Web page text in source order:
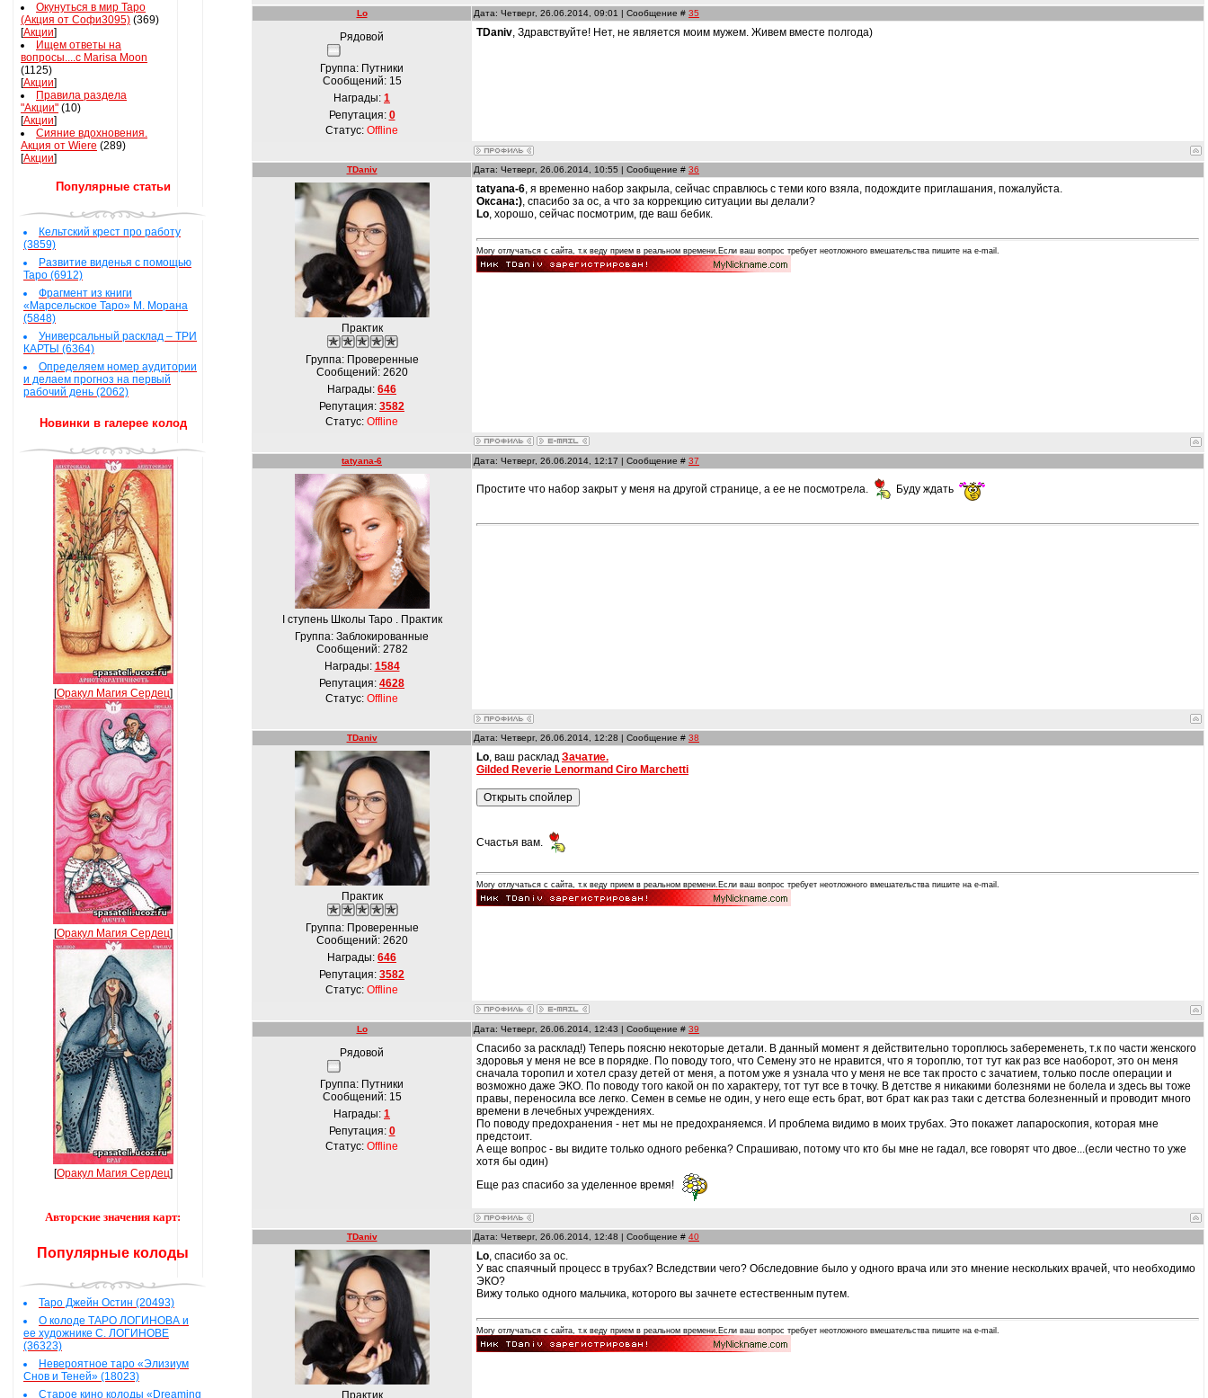
Окунуться в мир Таро
(Акция от Софи3095) (369)
[Акции]
Ищем ответы на
вопросы....с Marisa Moon
(1125)
[Акции]
Правила раздела
"Акции" (10)
[Акции]
Сияние вдохновения.
Акция от Wiere (289)
[Акции]
Популярные статьи
Кельтский крест про работу
(3859)
Развитие виденья с помощью
Таро (6912)
Фрагмент из книги
«Марсельское Таро» М. Морана
(5848)
Универсальный расклад – ТРИ
КАРТЫ (6364)
Определяем номер аудитории
и делаем прогноз на первый
рабочий день (2062)
Новинки в галерее колод
[Оракул Магия Сердец]
[Оракул Магия Сердец]
[Оракул Магия Сердец]
Авторские значения карт:
Популярные колоды
Таро Джейн Остин (20493)
О колоде ТАРО ЛОГИНОВА и
ее художнике С. ЛОГИНОВЕ
(36323)
Невероятное таро «Элизиум
Снов и Теней» (18023)
Старое кино колоды «Dreaming
Lo Дата: Четверг, 26.06.2014, 09:01 | Сообщение # 35
Рядовой
Группа: Путники
Сообщений: 15
Награды: 1
Репутация: 0
Статус: Offline
TDaniv, Здравствуйте! Нет, не является моим мужем. Живем вместе полгода)
TDaniv Дата: Четверг, 26.06.2014, 10:55 | Сообщение # 36
Практик
Группа: Проверенные
Сообщений: 2620
Награды: 646
Репутация: 3582
Статус: Offline
tatyana-6, я временно набор закрыла, сейчас справлюсь с теми кого взяла, подождите приглашания, пожалуйста.
Оксана:), спасибо за ос, а что за коррекцию ситуации вы делали?
Lo, хорошо, сейчас посмотрим, где ваш бебик.
Могу отлучаться с сайта, т.к веду прием в реальном времени.Если ваш вопрос требует неотложного вмешательства пишите на e-mail.
tatyana-6 Дата: Четверг, 26.06.2014, 12:17 | Сообщение # 37
І ступень Школы Таро . Практик
Группа: Заблокированные
Сообщений: 2782
Награды: 1584
Репутация: 4628
Статус: Offline
Простите что набор закрыт у меня на другой странице, а ее не посмотрела. Буду ждать
TDaniv Дата: Четверг, 26.06.2014, 12:28 | Сообщение # 38
Практик
Группа: Проверенные
Сообщений: 2620
Награды: 646
Репутация: 3582
Статус: Offline
Lo, ваш расклад Зачатие.
Gilded Reverie Lenormand Ciro Marchetti
Счастья вам.
Могу отлучаться с сайта, т.к веду прием в реальном времени.Если ваш вопрос требует неотложного вмешательства пишите на e-mail.
Lo Дата: Четверг, 26.06.2014, 12:43 | Сообщение # 39
Рядовой
Группа: Путники
Сообщений: 15
Награды: 1
Репутация: 0
Статус: Offline
Спасибо за расклад!) Теперь поясню некоторые детали. В данный момент я действительно тороплюсь забеременеть, т.к по части женского
здоровья у меня не все в порядке. По поводу того, что Семену это не нравится, что я тороплю, тот тут как раз все наоборот, это он меня
сначала торопил и хотел сразу детей от меня, а потом уже я узнала что у меня не все так просто с зачатием, только после операции и
возможно даже ЭКО. По поводу того какой он по характеру, тот тут все в точку. В детстве я никакими болезнями не болела и здесь вы тоже
правы, переносила все легко. Семен в семье не один, у него еще есть брат, вот брат как раз таки с детства болезненный и проводит много
времени в лечебных учреждениях.
По поводу предохранения - нет мы не предохраняемся. И проблема видимо в моих трубах. Это покажет лапароскопия, которая мне
предстоит.
А еще вопрос - вы видите только одного ребенка? Спрашиваю, потому что кто бы мне не гадал, все говорят что двое...(если честно то уже
хотя бы один)
Еще раз спасибо за уделенное время!
TDaniv Дата: Четверг, 26.06.2014, 12:48 | Сообщение # 40
Практик
Lo, спасибо за ос.
У вас спаячный процесс в трубах? Вследствии чего? Обследовние было у одного врача или это мнение нескольких врачей, что необходимо
ЭКО?
Вижу только одного мальчика, которого вы зачнете естественным путем.
Могу отлучаться с сайта, т.к веду прием в реальном времени.Если ваш вопрос требует неотложного вмешательства пишите на e-mail.